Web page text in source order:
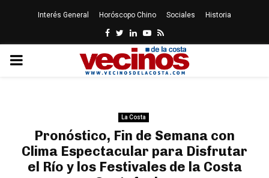
Interés General Horóscopo Chino Sociales Historia
Facebook
Twitter
LinkedinYoutube
Rss
PRIMARY
La Costa
Pronóstico, Fin de Semana con
Clima Espectacular para Disfrutar
el Río y los Festivales de la Costa